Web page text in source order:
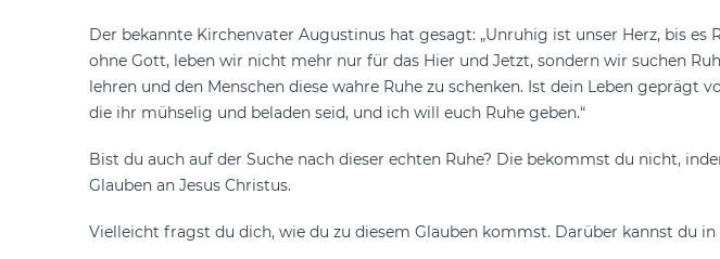
Der bekannte Kirchenvater Augustinus hat gesagt: „Unruhig ist unser Herz, bis
ohne Gott, leben wir nicht mehr nur für das Hier und Jetzt, sondern wir suchen
lehren und den Menschen diese wahre Ruhe zu schenken. Ist dein Leben geprägt
die ihr mühselig und beladen seid, und ich will euch Ruhe geben.“
Bist du auch auf der Suche nach dieser echten Ruhe? Die bekommst du nicht,
Glauben an Jesus Christus.
Vielleicht fragst du dich, wie du zu diesem Glauben kommst. Darüber kannst du in